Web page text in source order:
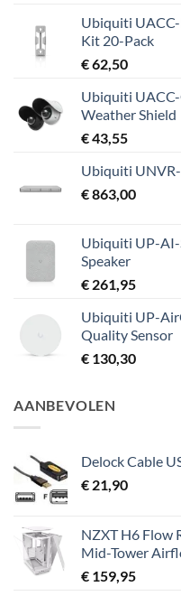
was:
€ 37,99.
Ubiquiti
Kit 20-Pack
€62,50
Ubiquiti
Weather Shield
€43,55
Ubiquiti
€863,00
Ubiquiti UP-AI-
Speaker
€ 261,95
Ubiquiti UP-
Quality Sensor
€ 130,30
AANBEVOLEN
Delock Cable
€ 21,90
NZXT H6 Flow
Mid-Tower
€ 159,95